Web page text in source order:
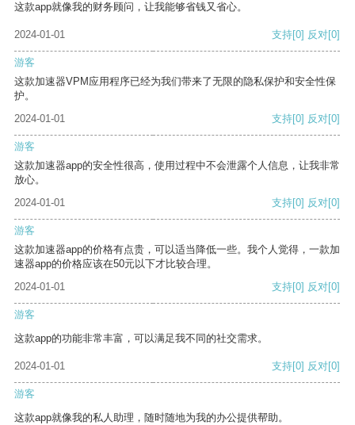
这款app就像我的财务顾问，让我能够省钱又省心。
2024-01-01 支持[0] 反对[0]
游客
这款加速器VPM应用程序已经为我们带来了无限的隐私保护和安全性保
护。
2024-01-01
支持[0] 反对[0]
游客
这款加速器app的安全性很高，使用过程中不会泄露个人信息，让我非常
放心。
2024-01-01
支持[0] 反对[0]
游客
这款加速器app的价格有点贵，可以适当降低一些。我个人觉得，一款加
速器app的价格应该在50元以下才比较合理。
2024-01-01
支持[0] 反对[0]
游客
这款app的功能非常丰富，可以满足我不同的社交需求。
2024-01-01 支持[0] 反对[0]
游客
这款app就像我的私人助理，随时随地为我的办公提供帮助。